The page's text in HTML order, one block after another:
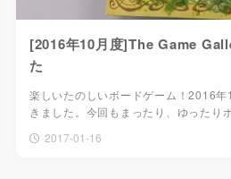
[2016年10月度]The Game
た
楽しいたのしいボードゲーム！2016
きました。今回もまったり、ゆったり
2017-01-16